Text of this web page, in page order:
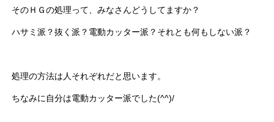
そのＨＧの処理って、みなさんどうしてますか？
ハサミ派？抜く派？電動カッター派？それとも何もしない派？
処理の方法は人それぞれだと思います。
ちなみに自分は電動カッター派でした(^^)/